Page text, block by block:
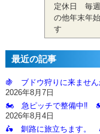
定休日 毎
の他年末年
す
最近の記事
🍇 ブドウ狩りに来ませ
2026年8月7日
🏍️ 急ピッチで整備中‼️
2026年8月4日
🛵 釧路に旅立ちます。